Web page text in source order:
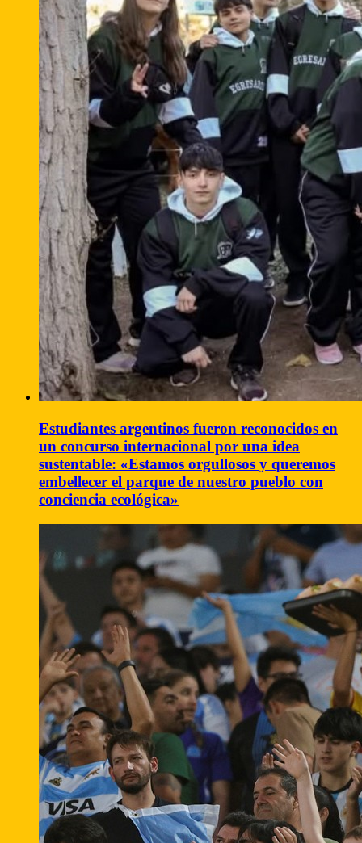
Estudiantes argentinos fueron reconocidos en
un concurso internacional por una idea
sustentable: «Estamos orgullosos y queremos
embellecer el parque de nuestro pueblo con
conciencia ecológica»